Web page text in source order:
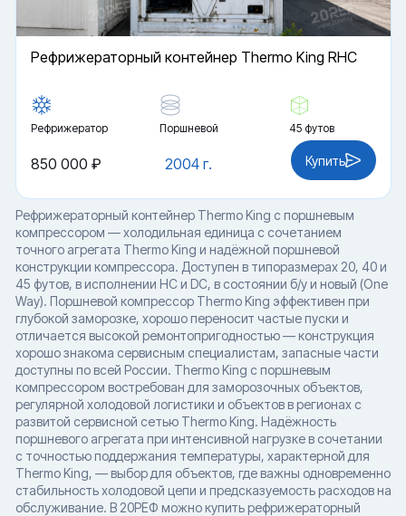
Рефрижераторный контейнер Thermo King RHC
Рефрижератор Поршневой 45 футов
2004 г.
850 000 ₽ Купить
Рефрижераторный контейнер Thermo King с поршневым
компрессором — холодильная единица с сочетанием
точного агрегата Thermo King и надёжной поршневой
конструкции компрессора. Доступен в типоразмерах 20, 40 и
45 футов, в исполнении HC и DC, в состоянии б/у и новый (One
Way). Поршневой компрессор Thermo King эффективен при
глубокой заморозке, хорошо переносит частые пуски и
отличается высокой ремонтопригодностью — конструкция
хорошо знакома сервисным специалистам, запасные части
доступны по всей России. Thermo King с поршневым
компрессором востребован для заморозочных объектов,
регулярной холодовой логистики и объектов в регионах с
развитой сервисной сетью Thermo King. Надёжность
поршневого агрегата при интенсивной нагрузке в сочетании
с точностью поддержания температуры, характерной для
Thermo King, — выбор для объектов, где важны одновременно
стабильность холодовой цепи и предсказуемость расходов на
обслуживание. В 20РЕФ можно купить рефрижераторный